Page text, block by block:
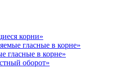
корни»
гласные в корне»
гласные в корне»
оборот»